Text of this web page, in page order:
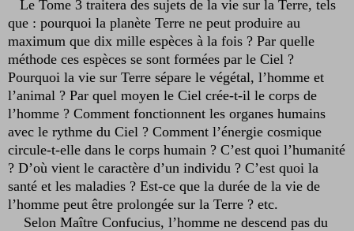
Le Tome 3 traitera des sujets de la vie sur la Terre, tels
que : pourquoi la planète Terre ne peut produire au
maximum que dix mille espèces à la fois ? Par quelle
méthode ces espèces se sont formées par le Ciel ?
Pourquoi la vie sur Terre sépare le végétal, l’homme et
l’animal ? Par quel moyen le Ciel crée-t-il le corps de
l’homme ? Comment fonctionnent les organes humains
avec le rythme du Ciel ? Comment l’énergie cosmique
circule-t-elle dans le corps humain ? C’est quoi l’humanité
? D’où vient le caractère d’un individu ? C’est quoi la
santé et les maladies ? Est-ce que la durée de la vie de
l’homme peut être prolongée sur la Terre ? etc.
Selon Maître Confucius, l’homme ne descend pas du